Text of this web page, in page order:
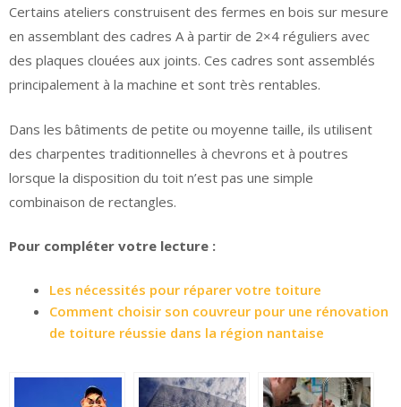
Certains ateliers construisent des fermes en bois sur mesure
en assemblant des cadres A à partir de 2×4 réguliers avec
des plaques clouées aux joints. Ces cadres sont assemblés
principalement à la machine et sont très rentables.
Dans les bâtiments de petite ou moyenne taille, ils utilisent
des charpentes traditionnelles à chevrons et à poutres
lorsque la disposition du toit n’est pas une simple
combinaison de rectangles.
Pour compléter votre lecture :
Les nécessités pour réparer votre toiture
Comment choisir son couvreur pour une rénovation
de toiture réussie dans la région nantaise